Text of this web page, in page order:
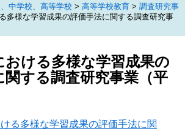
中学校、高等学校 > 高等学校教育 > 調査研究事
多様な学習成果の評価手法に関する調査研究事
おける多様な学習成果の
関する調査研究事業（平
る多様な学習成果の評価手法に関